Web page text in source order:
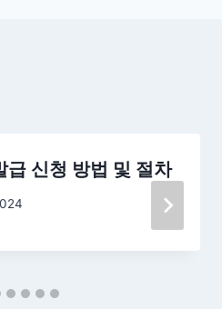
급 신청 방법 및 절차